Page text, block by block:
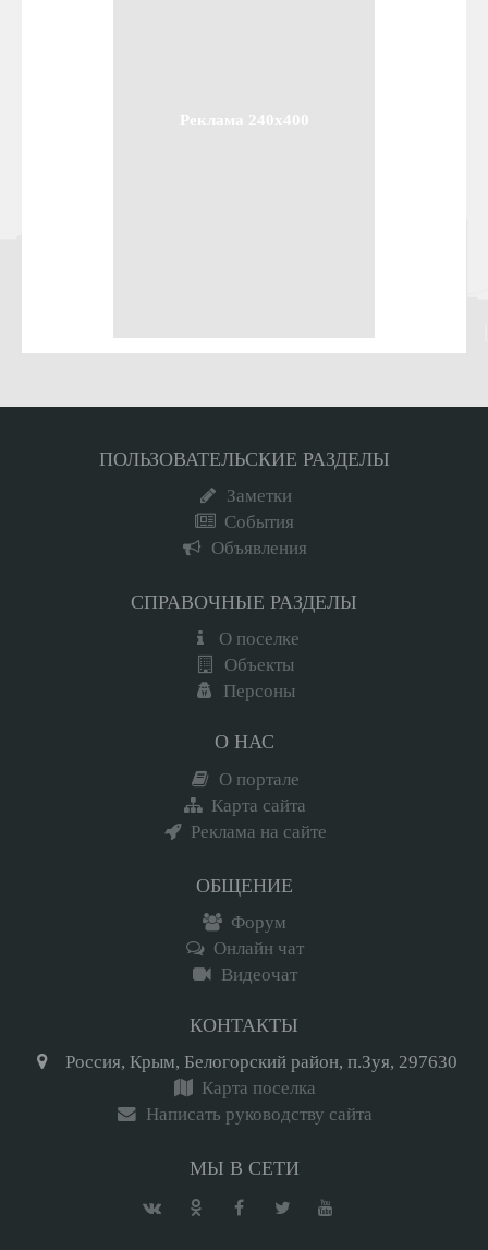
Реклама 240x400
ПОЛЬЗОВАТЕЛЬСКИЕ РАЗДЕЛЫ
Заметки
События
Объявления
СПРАВОЧНЫЕ РАЗДЕЛЫ
О поселке
Объекты
Персоны
О НАС
О портале
Карта сайта
Реклама на сайте
ОБЩЕНИЕ
Форум
Онлайн чат
Видеочат
КОНТАКТЫ
Россия, Крым, Белогорский район, п.Зуя, 297630
Карта поселка
Написать руководству сайта
МЫ В СЕТИ